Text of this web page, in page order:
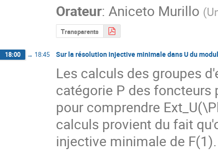
Orateur: Aniceto Murillo (
Transparents
18:00 → 18:45 Sur la résolution injective minimale dans U du
Les calculs des groupes
catégorie P des
pour comprendre
calculs provient du fait
injective minimale de